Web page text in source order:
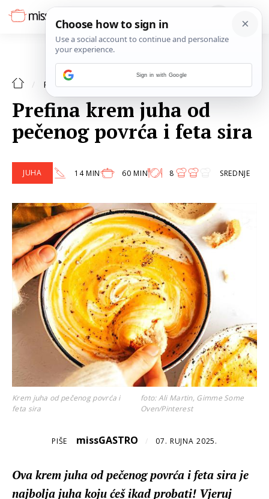
RECEPTI JUHA
Prefina krem juha od
pečenog povrća i feta sira
JUHA 14 MIN 60 MIN 8 SREDNJE
Krem juha od pečenog povrća i
feta sira
foto: Ali Martin, Gimme Some
Oven/Pinterest
PIŠE missGASTRO / 07. RUJNA 2025.
Ova krem juha od pečenog povrća i feta sira je
najbolja juha koju ćeš ikad probati! Vjeruj
Sign in with Google